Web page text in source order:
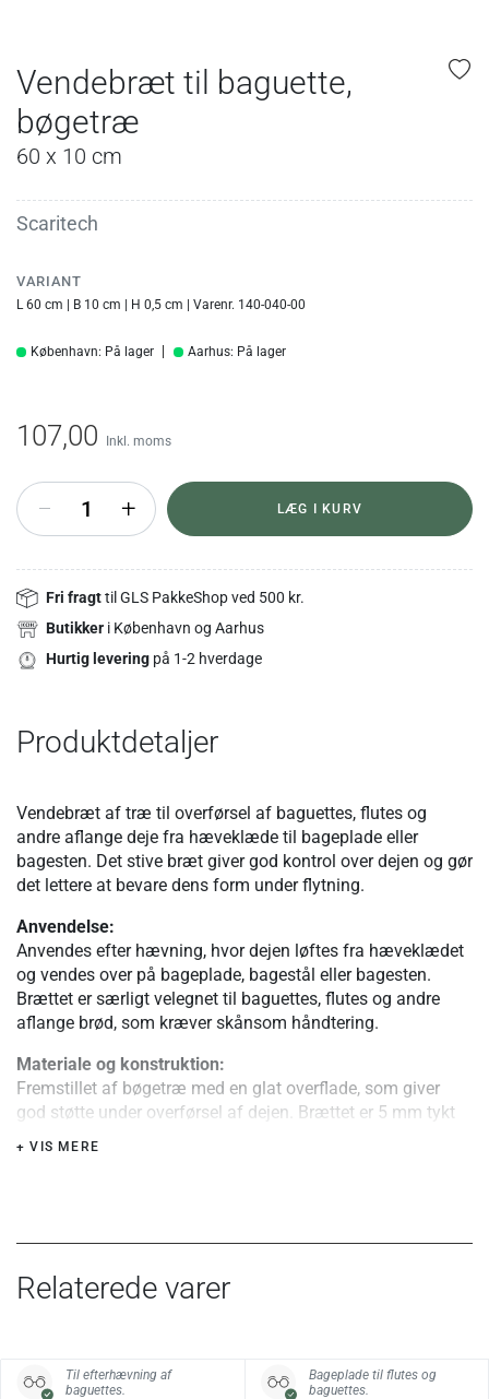
Vendebræt til baguette,
bøgetræ
60 x 10 cm
Scaritech
VARIANT
L 60 cm | B 10 cm | H 0,5 cm | Varenr. 140-040-00
København: På lager Aarhus: På lager
107,00 Inkl. moms
+ LÆG I KURV
Fri fragttil GLS PakkeShop ved 500 kr.
Butikker i København og Aarhus
Hurtig levering på 1-2 hverdage
Produktdetaljer
Vendebræt af træ til overførsel af baguettes, flutes og
andre aflange deje fra hæveklæde til bageplade eller
bagesten. Det stive bræt giver god kontrol over dejen og gør
det lettere at bevare dens form under flytning.
Anvendelse:
Anvendes efter hævning, hvor dejen løftes fra hæveklædet
og vendes over på bageplade, bagestål eller bagesten.
Brættet er særligt velegnet til baguettes, flutes og andre
aflange brød, som kræver skånsom håndtering.
Materiale og konstruktion:
Fremstillet af bøgetræ med en glat overflade, som giver
god støtte under overførsel af dejen. Brættet er 5 mm tykt
og har tilspidsede langsider, som gør det lettere at føre ind
Et vendebræt gør det lettere at flytte hævede deje uden at
trykke luften ud af dem eller ændre deres form. Den smalle
udformning gør det nemt at arbejde mellem folderne i
+ VIS MERE
Relaterede varer
Til efterhævning af
baguettes.
Bageplade til flutes og
baguettes.